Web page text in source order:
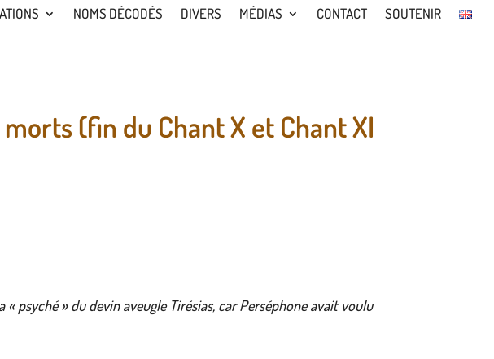
NOMS DÉCODÉS DIVERS MÉDIAS CONTACT SOUTENIR
(fin du Chant X et Chant XI
« psyché » du devin aveugle Tirésias, car Perséphone avait voulu